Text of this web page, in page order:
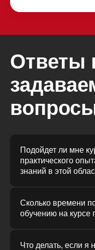
Ответы
Подойдет ли мне
практического
знаний в этой
Сколько времени
обучению на курсе
Что делать, если я